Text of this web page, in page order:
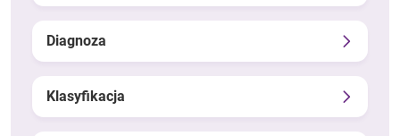
Diagnoza
Klasyfikacja